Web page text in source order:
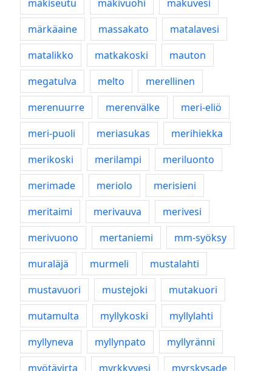
mäkiseutu
mäkivuohi
makuvesi
märkäaine
massakato
matalavesi
matalikko
matkakoski
mauton
megatulva
melto
merellinen
merenuurre
merenvälke
meri-eliö
meri-puoli
meriasukas
merihiekka
merikoski
merilampi
meriluonto
merimade
meriolo
merisieni
meritaimi
merivauva
merivesi
merivuono
mertaniemi
mm-syöksy
muraläjä
murmeli
mustalahti
mustavuori
mustejoki
mutakuori
mutamulta
myllykoski
myllylahti
myllyneva
myllynpato
myllyränni
myötävirta
myrkkyvesi myrskysade